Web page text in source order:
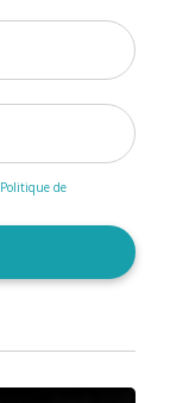
Politique de